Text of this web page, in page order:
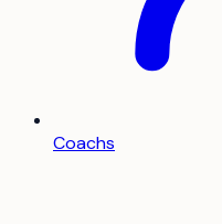
Coachs